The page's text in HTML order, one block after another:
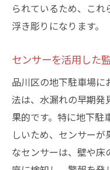
られているため、こ
浮き彫りになります。
センサーを活用した
品川区の地下駐車場に
法は、水漏れの早期発
果的です。特に地下駐
しいため、センサー
なセンサーは、壁や床